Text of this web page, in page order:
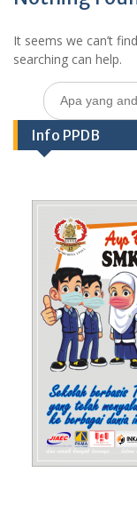
It seems we can’t
searching can help.
Search
for:
Info PPDB